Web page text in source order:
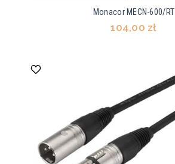
Monacor MECN-600/RT
104,00 zł